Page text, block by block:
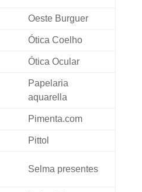
Oeste Burguer
Ótica Coelho
Ótica Ocular
Papelaria
aquarella
Pimenta.com
Pittol
Selma presentes